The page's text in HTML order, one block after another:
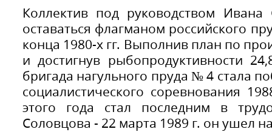
Коллектив под руководством Ивана
оставаться флагманом российского
конца 1980-х гг. Выполнив план по
и достигнув рыбопродуктивности
бригада нагульного пруда № 4 стала
социалистического соревнования
этого года стал последним в
Соловцова - 22 марта 1989 г. он ушел